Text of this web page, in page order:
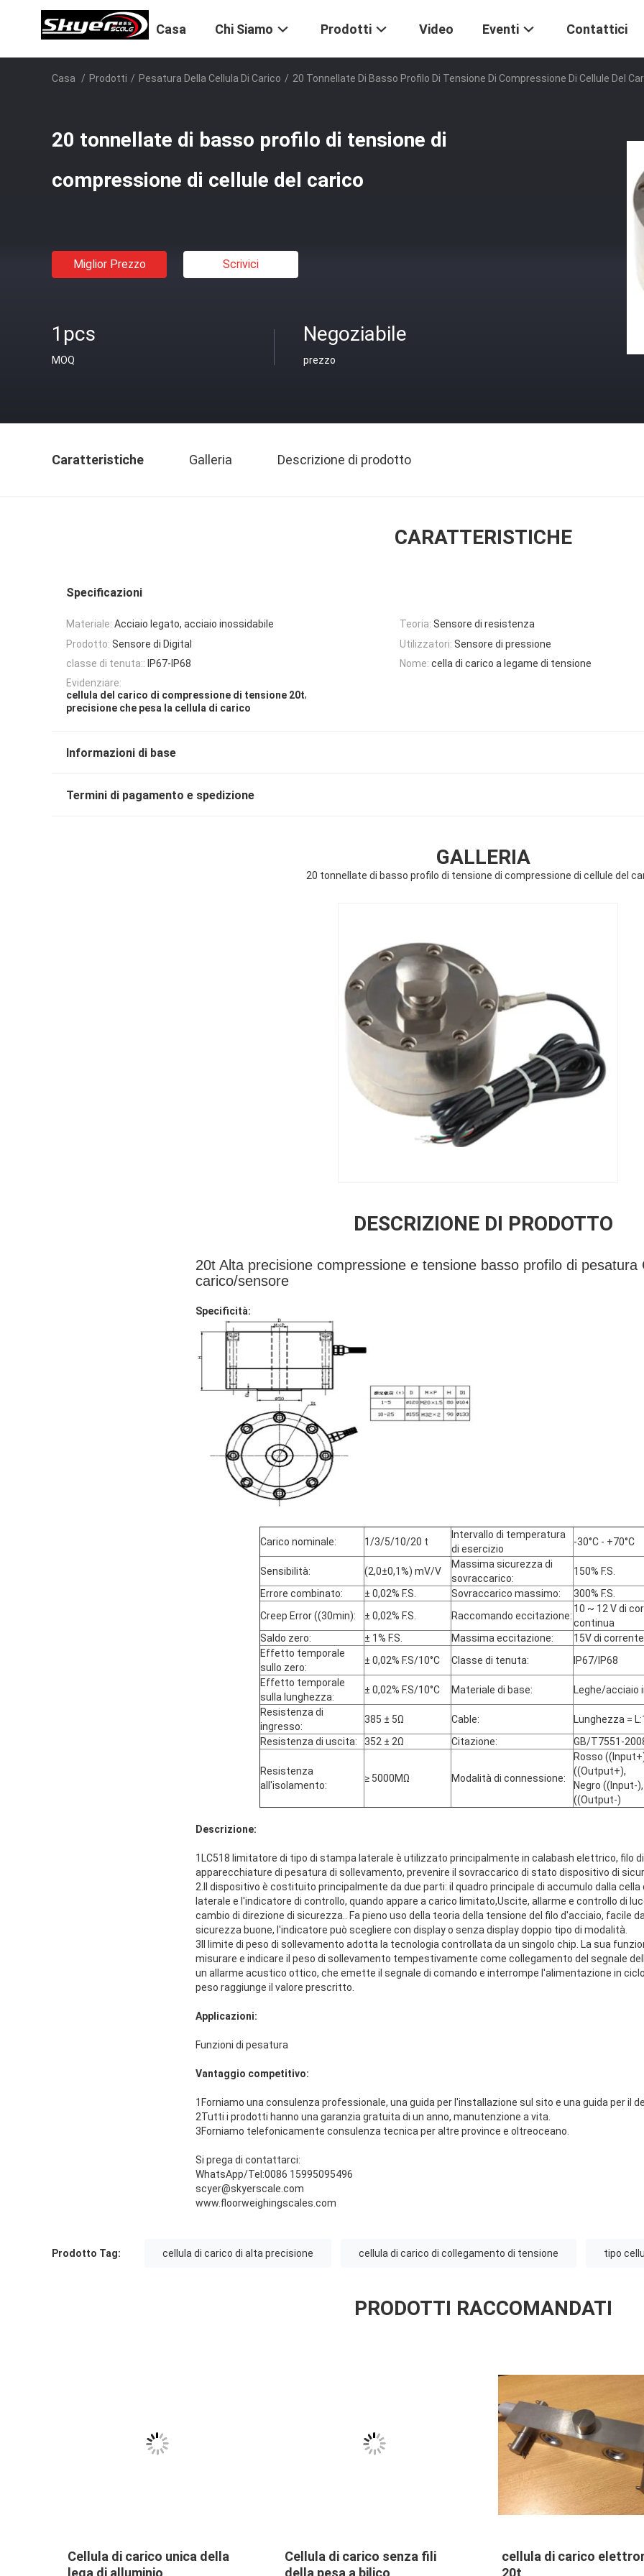
Casa Chi Siamo Prodotti Video Eventi Contattici
Casa / Prodotti / Pesatura Della Cellula Di Carico / 20 Tonnellate Di Basso Profilo Di Tensione Di Compressione Di Cellule Del
20 tonnellate di basso profilo di tensione di
compressione di cellule del carico
Miglior Prezzo Scrivici
1pcs
MOQ
Negoziabile
prezzo
Caratteristiche Galleria Descrizione di prodotto
CARATTERISTICHE
Specificazioni
Materiale: Acciaio legato, acciaio inossidabile Teoria: Sensore di resistenza
Prodotto: Sensore di Digital Utilizzatori: Sensore di pressione
classe di tenuta:: IP67-IP68 Nome: cella di carico a legame di tensione
Evidenziare:
cellula del carico di compressione di tensione 20t,
precisione che pesa la cellula di carico
Informazioni di base
Termini di pagamento e spedizione
GALLERIA
20 tonnellate di basso profilo di tensione di compressione di cellule del
DESCRIZIONE DI PRODOTTO
20t Alta precisione compressione e tensione basso profilo di pesatura
carico/sensore
Specificità:
Carico nominale: 1/3/5/10/20 t
Intervallo di temperatura
di esercizio
-30°C - +70°C
Sensibilità: (2,0±0,1%) mV/V
Massima sicurezza di
sovraccarico:
150% F.S.
Errore combinato:
± 0,02% F.S. Sovraccarico massimo:
300% F.S.
Creep Error ((30min):
± 0,02% F.S. Raccomando eccitazione:
10 ~ 12 V di
continua
Saldo zero:
± 1% F.S. Massima eccitazione:
15V di
Effetto temporale
sullo zero:
± 0,02% F.S/10°C Classe di tenuta:
IP67/IP68
Effetto temporale
sulla lunghezza:
± 0,02% F.S/10°C Materiale di base:
Leghe/acciaio
Resistenza di
ingresso:
385 ± 5Ω Cable:
Lunghezza =
Resistenza di uscita:
352 ± 2Ω Citazione: GB/T7551-
Resistenza
all'isolamento:
≥ 5000MΩ Modalità di connessione:
Rosso
((Output+),
Negro ((Input-
((Output-)
Descrizione:
1LC518 limitatore di tipo di stampa laterale è utilizzato principalmente in calabash elettrico, filo
apparecchiature di pesatura di sollevamento, prevenire il sovraccarico di stato dispositivo di
2.Il dispositivo è costituito principalmente da due parti: il quadro principale di accumulo dalla
laterale e l'indicatore di controllo, quando appare a carico limitato,Uscite, allarme e controllo di
cambio di direzione di sicurezza.. Fa pieno uso della teoria della tensione del filo d'acciaio, facile
sicurezza buone, l'indicatore può scegliere con display o senza display doppio tipo di modalità.
3Il limite di peso di sollevamento adotta la tecnologia controllata da un singolo chip. La sua
misurare e indicare il peso di sollevamento tempestivamente come collegamento del segnale
un allarme acustico ottico, che emette il segnale di comando e interrompe l'alimentazione in
peso raggiunge il valore prescritto.
Applicazioni:
Funzioni di pesatura
Vantaggio competitivo:
1Forniamo una consulenza professionale, una guida per l'installazione sul sito e una guida per il
2Tutti i prodotti hanno una garanzia gratuita di un anno, manutenzione a vita.
3Forniamo telefonicamente consulenza tecnica per altre province e oltreoceano.
Si prega di contattarci:
WhatsApp/Tel:0086 15995095496
scyer@skyerscale.com
www.floorweighingscales.com
Prodotto Tag: cellula di carico di alta precisione cellula di carico di collegamento di tensione tipo
PRODOTTI RACCOMANDATI
NA3 Sensori di forza digitali e
celle di carico da 500 kg
Load Cell L6E3 Aluminum
Alloy Electric Scales Weighing
Competitive Price SQB-
Platform Scales Uses